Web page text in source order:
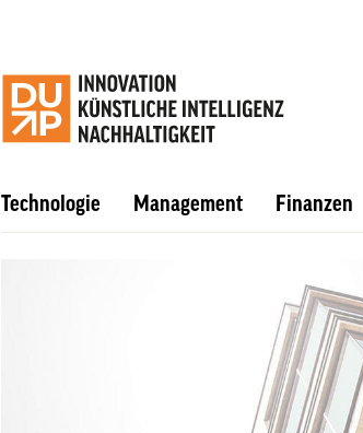
Technologie Management Finanzen